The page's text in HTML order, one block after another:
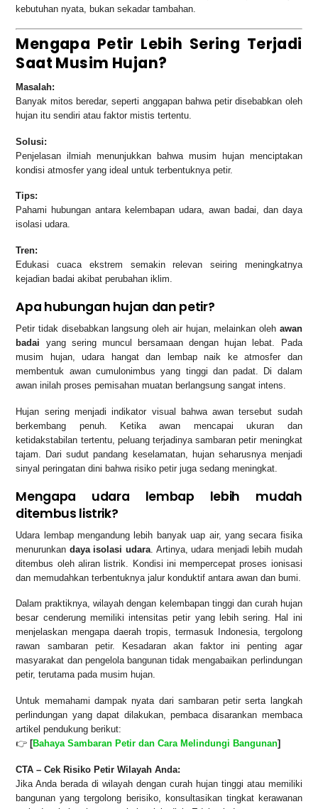
kebutuhan nyata, bukan sekadar tambahan.
Mengapa Petir Lebih Sering Terjadi
Saat Musim Hujan?
Masalah:
Banyak mitos beredar, seperti anggapan bahwa petir disebabkan oleh
hujan itu sendiri atau faktor mistis tertentu.
Solusi:
Penjelasan ilmiah menunjukkan bahwa musim hujan menciptakan
kondisi atmosfer yang ideal untuk terbentuknya petir.
Tips:
Pahami hubungan antara kelembapan udara, awan badai, dan daya
isolasi udara.
Tren:
Edukasi cuaca ekstrem semakin relevan seiring meningkatnya
kejadian badai akibat perubahan iklim.
Apa hubungan hujan dan petir?
Petir tidak disebabkan langsung oleh air hujan, melainkan oleh awan
badai yang sering muncul bersamaan dengan hujan lebat. Pada
musim hujan, udara hangat dan lembap naik ke atmosfer dan
membentuk awan cumulonimbus yang tinggi dan padat. Di dalam
awan inilah proses pemisahan muatan berlangsung sangat intens.
Hujan sering menjadi indikator visual bahwa awan tersebut sudah
berkembang penuh. Ketika awan mencapai ukuran dan
ketidakstabilan tertentu, peluang terjadinya sambaran petir meningkat
tajam. Dari sudut pandang keselamatan, hujan seharusnya menjadi
sinyal peringatan dini bahwa risiko petir juga sedang meningkat.
Mengapa udara lembap lebih mudah
ditembus listrik?
Udara lembap mengandung lebih banyak uap air, yang secara fisika
menurunkan daya isolasi udara. Artinya, udara menjadi lebih mudah
ditembus oleh aliran listrik. Kondisi ini mempercepat proses ionisasi
dan memudahkan terbentuknya jalur konduktif antara awan dan bumi.
Dalam praktiknya, wilayah dengan kelembapan tinggi dan curah hujan
besar cenderung memiliki intensitas petir yang lebih sering. Hal ini
menjelaskan mengapa daerah tropis, termasuk Indonesia, tergolong
rawan sambaran petir. Kesadaran akan faktor ini penting agar
masyarakat dan pengelola bangunan tidak mengabaikan perlindungan
petir, terutama pada musim hujan.
Untuk memahami dampak nyata dari sambaran petir serta langkah
perlindungan yang dapat dilakukan, pembaca disarankan membaca
artikel pendukung berikut:
👉 [Bahaya Sambaran Petir dan Cara Melindungi Bangunan]
CTA – Cek Risiko Petir Wilayah Anda:
Jika Anda berada di wilayah dengan curah hujan tinggi atau memiliki
bangunan yang tergolong berisiko, konsultasikan tingkat kerawanan